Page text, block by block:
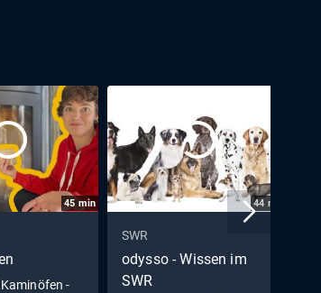
45 min
-
44 min
SWR
odysso - Wissen im
SWR